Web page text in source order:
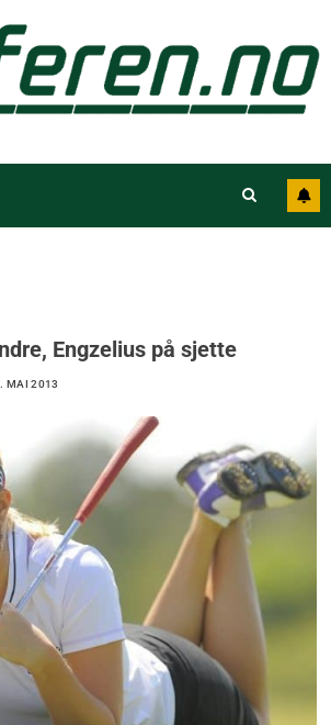
Engzelius på sjette
MAI 2013